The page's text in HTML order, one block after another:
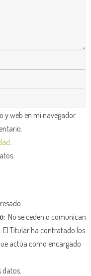
y web en mi navegador
No se ceden o comunican
El Titular ha contratado los
actúa como encargado